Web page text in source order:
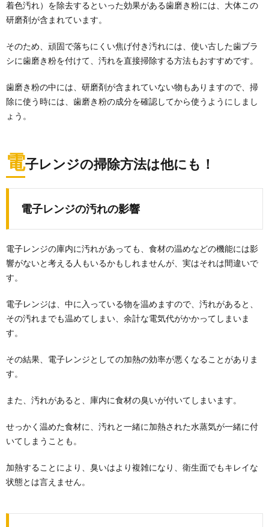
着色汚れ）を除去するといった効果がある歯磨き粉には、大体この
研磨剤が含まれています。
そのため、頑固で落ちにくい焦げ付き汚れには、使い古した歯ブラ
シに歯磨き粉を付けて、汚れを直接掃除する方法もおすすめです。
歯磨き粉の中には、研磨剤が含まれていない物もありますので、掃
除に使う時には、歯磨き粉の成分を確認してから使うようにしまし
ょう。
電子レンジの掃除方法は他にも！
電子レンジの汚れの影響
電子レンジの庫内に汚れがあっても、食材の温めなどの機能には影
響がないと考える人もいるかもしれませんが、実はそれは間違いで
す。
電子レンジは、中に入っている物を温めますので、汚れがあると、
その汚れまでも温めてしまい、余計な電気代がかかってしまいま
す。
その結果、電子レンジとしての加熱の効率が悪くなることがありま
す。
また、汚れがあると、庫内に食材の臭いが付いてしまいます。
せっかく温めた食材に、汚れと一緒に加熱された水蒸気が一緒に付
いてしまうことも。
加熱することにより、臭いはより複雑になり、衛生面でもキレイな
状態とは言えません。